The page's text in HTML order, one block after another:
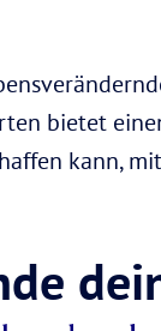
bietet
kann,